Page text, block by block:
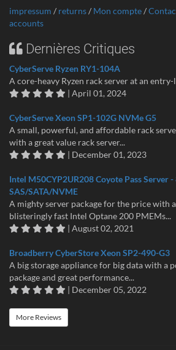
impressum / returns/ Mon compte/
accounts
Dernières Critiques
CyberServe Ryzen RY1-104A
A core-heavy Ryzen rack server at an entry-
| April 01, 2024
CyberServe Xeon SP1-102G NVMe G5
A small, powerful, and affordable rack
with a great value rack server...
| December 01, 2023
Intel M50CYP2UR208 Coyote Pass Server -
SAS/SATA/NVME
A mighty server package for the price with
blisteringly fast Intel Optane 200 PMEMs...
| August 02, 2021
Broadberry CyberStore Xeon SP2-490-G3
A big storage appliance for big data with a
package and great performance...
| December 05, 2022
More Reviews